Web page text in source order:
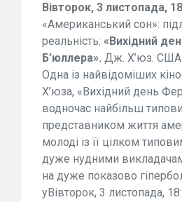
Вівторок, 3 листопада,
«Американський сон»:
реальність: «Вихідний
Б’юллера». Дж. Х’юз. США.
Одна із найвідоміших
Х’юза, «Вихідний день
водночас найбільш
представником життя
молоді із її цілком
дуже нудними
на дуже показово
уВівторок, 3 листопада,